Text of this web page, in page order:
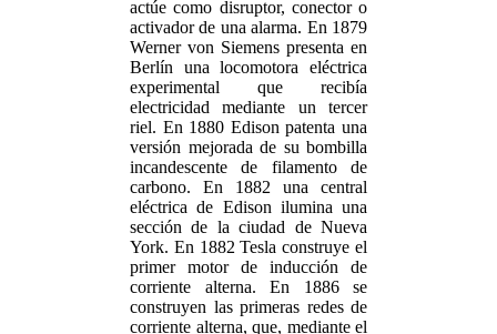
actúe como disruptor, conector o
activador de una alarma. En 1879
Werner von Siemens presenta en
Berlín una locomotora eléctrica
experimental que recibía
electricidad mediante un tercer
riel. En 1880 Edison patenta una
versión mejorada de su bombilla
incandescente de filamento de
carbono. En 1882 una central
eléctrica de Edison ilumina una
sección de la ciudad de Nueva
York. En 1882 Tesla construye el
primer motor de inducción de
corriente alterna. En 1886 se
construyen las primeras redes de
corriente alterna, que, mediante el